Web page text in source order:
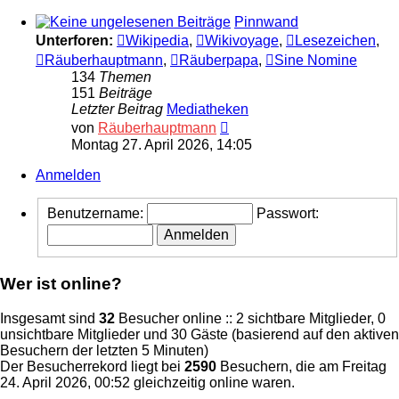
Pinnwand
Unterforen:
Wikipedia, Wikivoyage, Lesezeichen,
Räuberhauptmann, Räuberpapa,
Sine Nomine
134 Themen
151 Beiträge
Letzter Beitrag Mediatheken
von Räuberhauptmann
Beitrag
Montag 27. April 2026, 14:05
Anmelden
Benutzername: Passwort:
Wer ist online?
Insgesamt sind 32 Besucher online :: 2 sichtbare Mitglieder, 0
unsichtbare Mitglieder und 30 Gäste (basierend auf den aktiven
Besuchern der letzten 5 Minuten)
Der Besucherrekord liegt bei 2590 Besuchern, die am Freitag
24. April 2026, 00:52 gleichzeitig online waren.